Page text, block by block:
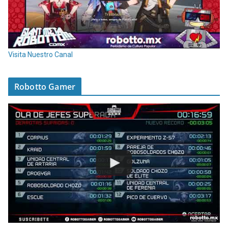
Visita Nuestro Canal
Robotto Gamer